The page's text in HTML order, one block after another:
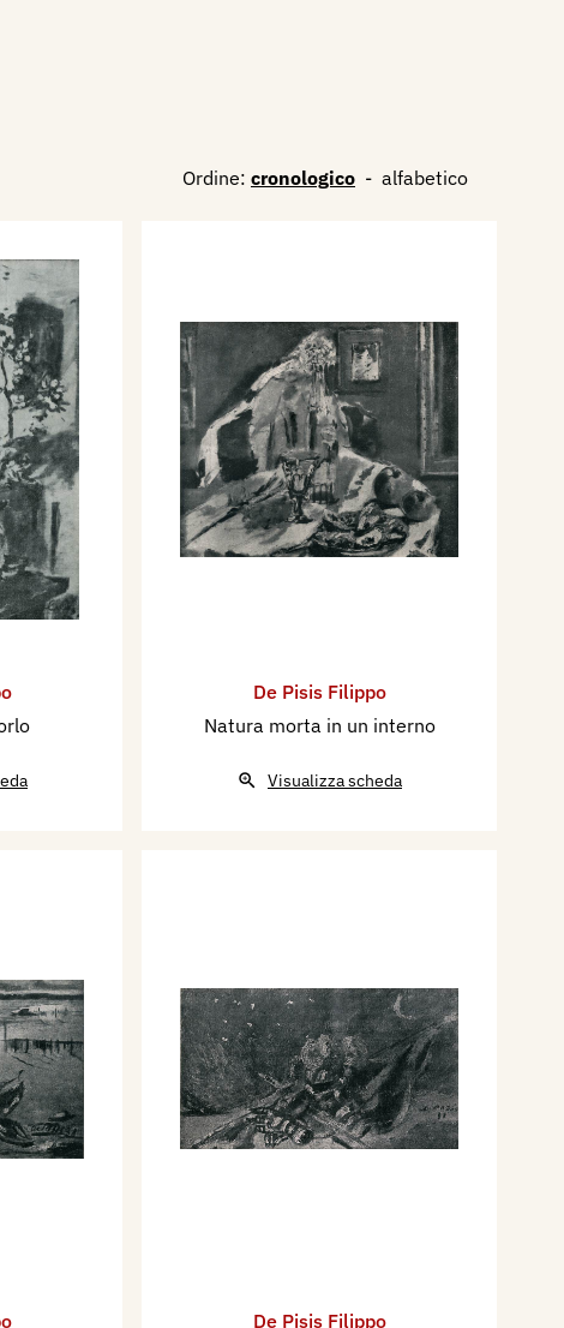
Ordine: cronologico - alfabetico
De Pisis Filippo
Natura morta in un interno
Visualizza scheda
De Pisis Filippo